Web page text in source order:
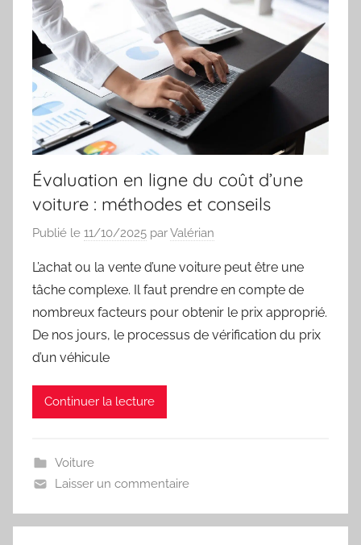
Évaluation en ligne du coût d’une
voiture : méthodes et conseils
Publié le 11/10/2025 parValérian
L’achat ou la vente d’une voiture peut être une
tâche complexe. Il faut prendre en compte de
nombreux facteurs pour obtenir le prix approprié.
De nos jours, le processus de vérification du prix
d’un véhicule
Continuer la lecture
Voiture
Laisser un commentaire